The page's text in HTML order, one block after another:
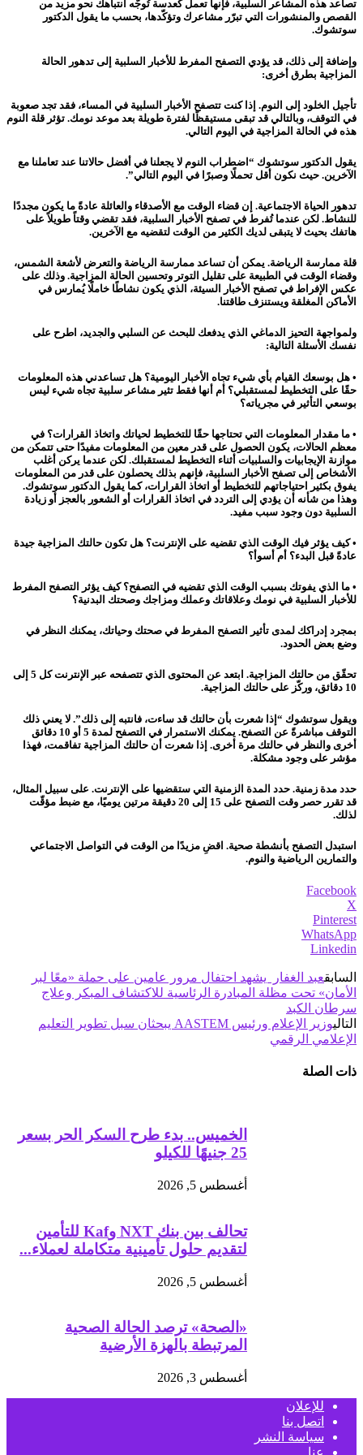
تصاعد هذه المشاعر السلبية، فإنها تعمل كعدسة تُوجّه انتباهك نحو مزيد من
القصص والمنشورات التي تبرّر مشاعرك وتؤكّدها، بحسب ما يقول الدكتور
سوتشوك.
وإضافة إلى ذلك، قد يؤدي التصفح المفرط للأخبار السلبية إلى تدهور الحالة
المزاجية بطرق أخرى:
تأجيل الخلود إلى النوم. إذا كنت تتصفح الأخبار السلبية في المساء، فقد تجد صعوبة
في التوقف، وبالتالي قد تبقى مستيقظًا لفترة طويلة بعد موعد نومك. تؤثر قلة النوم
هذه في الحالة المزاجية في اليوم التالي.
يقول الدكتور سوتشوك “اضطراب النوم لا يجعلنا في أفضل حالاتنا عند تعاملنا مع
الآخرين. حيث نكون أقل تحملًا وصبرًا في اليوم التالي”.
تدهور الحياة الاجتماعية. إن قضاء الوقت مع الأصدقاء والعائلة عادةً ما يكون مجددًا
للنشاط. لكن عندما تُفرط في تصفح الأخبار السلبية، فقد تقضي وقتاً طويلاً على
هاتفك بحيث لا يتبقى لديك الكثير من الوقت لتقضيه مع الآخرين.
قلة ممارسة الرياضة. يمكن أن تساعد ممارسة الرياضة والتعرض لأشعة الشمس،
وقضاء الوقت في الطبيعة على تقليل التوتر وتحسين الحالة المزاجية. وذلك على
عكس الإفراط في تصفح الأخبار السيئة، الذي يكون نشاطًا خاملًا يُمارس في
الأماكن المغلقة ويستنزف طاقتنا.
ولمواجهة التحيز الدماغي الذي يدفعك للبحث عن السلبي والجديد، اطرح على
نفسك الأسئلة التالية:
• هل بوسعك القيام بأي شيء تجاه الأخبار اليومية؟ هل تساعدني هذه المعلومات
حقًا على التخطيط لمستقبلي؟ أم أنها فقط تثير مشاعر سلبية تجاه شيء ليس
بوسعي التأثير في مجرياته؟
• ما مقدار المعلومات التي تحتاجها حقًا للتخطيط لحياتك واتخاذ القرارات؟ في
معظم الحالات، يكون الحصول على قدر معين من المعلومات مفيدًا حتى تتمكن من
موازنة الإيجابيات والسلبيات أثناء التخطيط لمستقبلك. لكن عندما يركن أغلب
الأشخاص إلى تصفح الأخبار السلبية، فإنهم بذلك يحصلون على قدر من المعلومات
يفوق بكثير احتياجاتهم للتخطيط أو اتخاذ القرارات، كما يقول الدكتور سوتشوك.
وهذا من شأنه أن يؤدي إلى التردد في اتخاذ القرارات أو الشعور بالعجز أو زيادة
السلبية دون وجود سبب مفيد.
• كيف يؤثر فيك الوقت الذي تقضيه على الإنترنت؟ هل تكون حالتك المزاجية جيدة
عادةً قبل البدء؟ أم أسوأ؟
• ما الذي يفوتك بسبب الوقت الذي تقضيه في التصفح؟ كيف يؤثر التصفح المفرط
للأخبار السلبية في نومك وعلاقاتك وعملك ومزاجك وصحتك البدنية؟
بمجرد إدراكك لمدى تأثير التصفح المفرط في صحتك وحياتك، يمكنك النظر في
وضع بعض الحدود.
تحقّق من حالتك المزاجية. ابتعد عن المحتوى الذي تتصفحه عبر الإنترنت كل 5 إلى
10 دقائق، وركّز على حالتك المزاجية.
ويقول سوتشوك “إذا شعرت بأن حالتك قد ساءت، فانتبه إلى ذلك”. لا يعني ذلك
التوقف مباشرةً عن التصفح. يمكنك الاستمرار في التصفح لمدة 5 أو 10 دقائق
أخرى والنظر في حالتك مرة أخرى. إذا شعرت أن حالتك المزاجية تفاقمت، فهذا
مؤشر على وجود مشكلة.
حدد مدة زمنية. حدد المدة الزمنية التي ستقضيها على الإنترنت. على سبيل المثال،
قد تقرر حصر وقت التصفح على 15 إلى 20 دقيقة مرتين يوميًا، مع ضبط مؤقّت
لذلك.
استبدل التصفح بأنشطة صحية. اقضِ مزيدًا من الوقت في التواصل الاجتماعي
والتمارين الرياضية والنوم.
Facebook
X
Pinterest
WhatsApp
Linkedin
السابقعبد الغفار يشهد احتفال مرور عامين على حملة «معًا لبر
الأمان» تحت مظلة المبادرة الرئاسية للاكتشاف المبكر وعلاج
سرطان الكبد
التالي
وزير الإعلام ورئيس AASTEM يبحثان سبل تطوير التعليم
الإعلامي الرقمي
ذات الصلة
الخميس.. بدء طرح السكر الحر بسعر
25 جنيهًا للكيلو
أغسطس 5, 2026
تحالف بين بنك NXT وKaf للتأمين
لتقديم حلول تأمينية متكاملة لعملاء...
أغسطس 5, 2026
«الصحة» ترصد الحالة الصحية
المرتبطة بالهزة الأرضية
أغسطس 3, 2026
للإعلان
اتصل بنا
سياسة النشر
عنا